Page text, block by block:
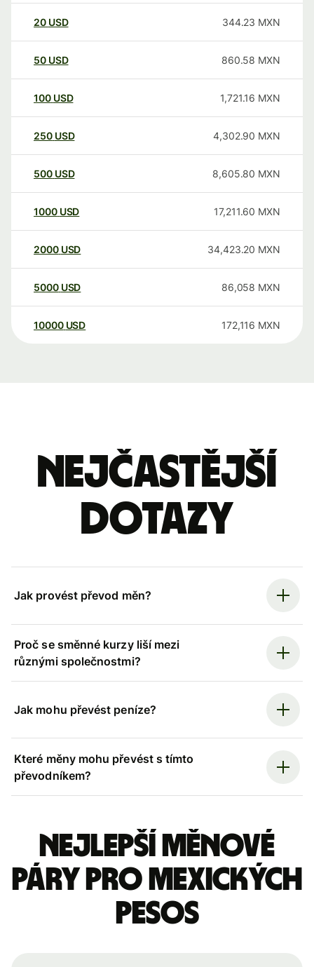
20 USD 344.23 MXN
50 USD 860.58 MXN
100 USD 1,721.16 MXN
250 USD 4,302.90 MXN
500 USD 8,605.80 MXN
1000 USD 17,211.60 MXN
2000 USD 34,423.20 MXN
5000 USD 86,058 MXN
10000 USD 172,116 MXN
Nejčastější
dotazy
Jak provést převod měn?
Proč se směnné kurzy liší mezi
různými společnostmi?
Jak mohu převést peníze?
Které měny mohu převést s tímto
převodníkem?
Nejlepší měnové
páry pro mexických
pesos